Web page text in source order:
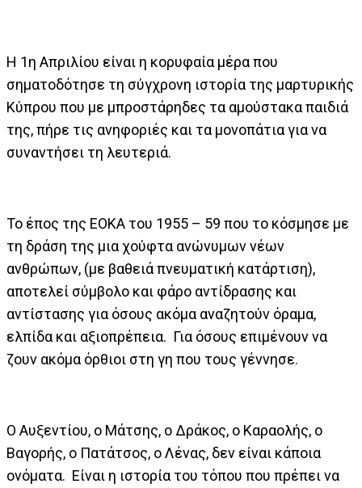
Η 1η Απριλίου είναι η κορυφαία μέρα που
σηματοδότησε τη σύγχρονη ιστορία της μαρτυρικής
Κύπρου που με μπροστάρηδες τα αμούστακα παιδιά
της, πήρε τις ανηφοριές και τα μονοπάτια για να
συναντήσει τη λευτεριά.
Το έπος της ΕΟΚΑ του 1955 – 59 που το κόσμησε με
τη δράση της μια χούφτα ανώνυμων νέων
ανθρώπων, (με βαθειά πνευματική κατάρτιση),
αποτελεί σύμβολο και φάρο αντίδρασης και
αντίστασης για όσους ακόμα αναζητούν όραμα,
ελπίδα και αξιοπρέπεια. Για όσους επιμένουν να
ζουν ακόμα όρθιοι στη γη που τους γέννησε.
Ο Αυξεντίου, ο Μάτσης, ο Δράκος, ο Καραολής, ο
Βαγορής, ο Πατάτσος, ο Λένας, δεν είναι κάποια
ονόματα. Είναι η ιστορία του τόπου που πρέπει να